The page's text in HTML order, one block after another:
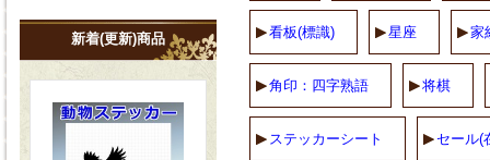
看板(標識) 星座 家
角印：四字熟語 将棋
ステッカーシート セール(
新着(更新)商品